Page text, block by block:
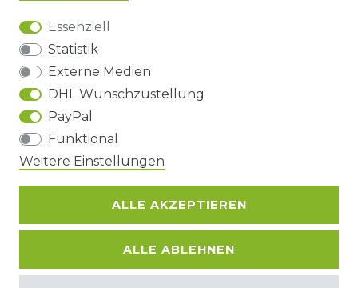
BARRIEREFREIHEIT
Impressum Daten­schutz­erklärung
Barrierefreiheitserklärung
VERTRAG WIDERRUFEN Kontakt
Essenziell
Statistik
Externe Medien
DHL Wunschzustellung
PayPal
Funktional
Weitere Einstellungen
ALLE AKZEPTIEREN
ALLE ABLEHNEN